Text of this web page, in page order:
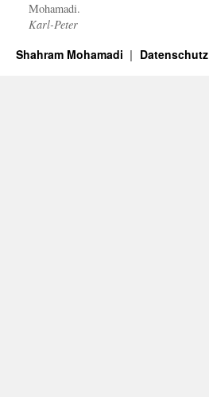
Mohamadi.
Karl-Peter
Shahram Mohamadi Datenschutz